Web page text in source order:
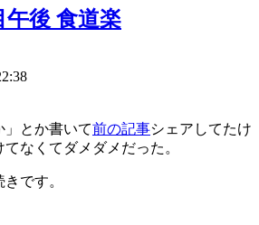
午後 食道楽
」とか書いて前の記事シェアしてたけ
なくてダメダメだった。
です。